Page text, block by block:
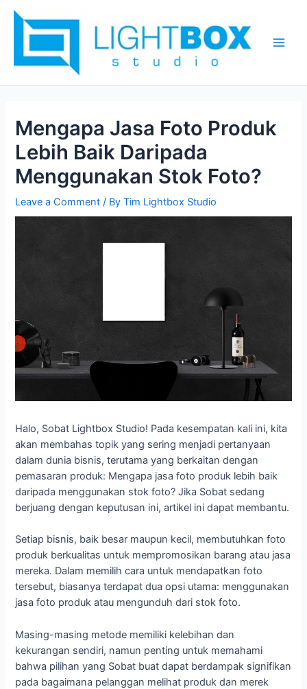
content
Mengapa Jasa Foto Produk
Lebih Baik Daripada
Menggunakan Stok Foto?
Leave a Comment / ByTim Lightbox Studio
Halo, Sobat Lightbox Studio! Pada kesempatan kali ini, kita
akan membahas topik yang sering menjadi pertanyaan
dalam dunia bisnis, terutama yang berkaitan dengan
pemasaran produk: Mengapa jasa foto produk lebih baik
daripada menggunakan stok foto? Jika Sobat sedang
berjuang dengan keputusan ini, artikel ini dapat membantu.
Setiap bisnis, baik besar maupun kecil, membutuhkan foto
produk berkualitas untuk mempromosikan barang atau jasa
mereka. Dalam memilih cara untuk mendapatkan foto
tersebut, biasanya terdapat dua opsi utama: menggunakan
jasa foto produk atau mengunduh dari stok foto.
Masing-masing metode memiliki kelebihan dan
kekurangan sendiri, namun penting untuk memahami
bahwa pilihan yang Sobat buat dapat berdampak signifikan
pada bagaimana pelanggan melihat produk dan merek
navigation